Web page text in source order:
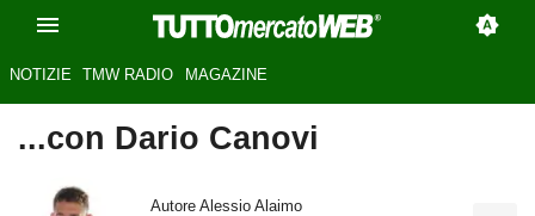
NOTIZIE TMW RADIO MAGAZINE
...con Dario Canovi
Autore Alessio Alaimo